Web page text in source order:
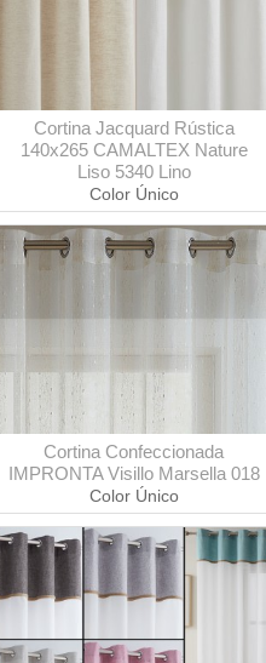
Cortina Jacquard Rústica
140x265 CAMALTEX Nature
Liso 5340 Lino
Color Único
Cortina Confeccionada
IMPRONTA Visillo Marsella 018
Color Único